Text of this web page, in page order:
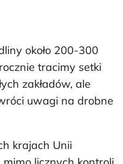
około 200-300
tracimy setki
zakładów, ale
uwagi na drobne
krajach Unii